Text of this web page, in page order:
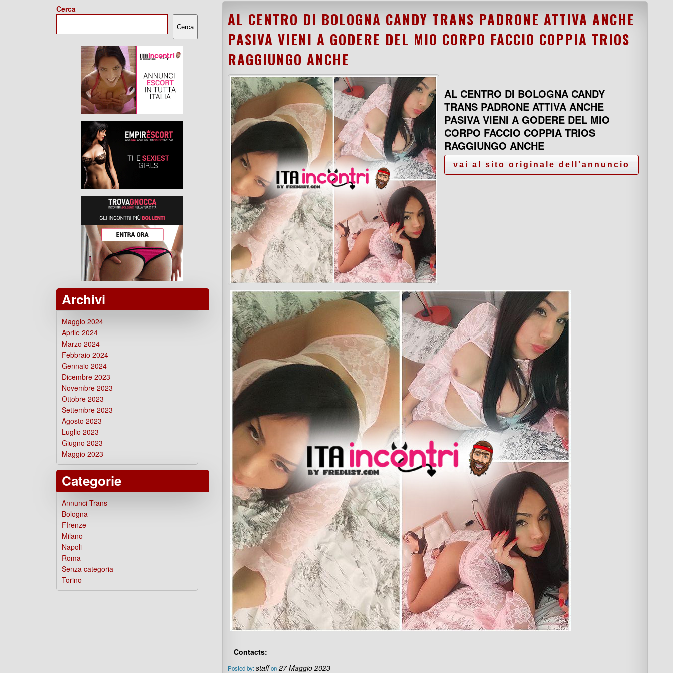
AL CENTRO DI BOLOGNA CANDY TRANS PADRONE ATTIVA ANCHE
PASIVA VIENI A GODERE DEL MIO CORPO FACCIO COPPIA TRIOS
RAGGIUNGO ANCHE
AL CENTRO DI BOLOGNA CANDY
TRANS PADRONE ATTIVA ANCHE
PASIVA VIENI A GODERE DEL MIO
CORPO FACCIO COPPIA TRIOS
RAGGIUNGO ANCHE
Contacts:
Posted by:staff on 27 Maggio 2023
Cerca
Cerca
Archivi
Maggio 2024
Aprile 2024
Marzo 2024
Febbraio 2024
Gennaio 2024
Dicembre 2023
Novembre 2023
Ottobre 2023
Settembre 2023
Agosto 2023
Luglio 2023
Giugno 2023
Maggio 2023
Categorie
Annunci Trans
Bologna
FIrenze
Milano
Napoli
Roma
Senza categoria
Torino